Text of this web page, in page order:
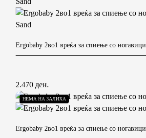
Ergobaby 2во1 вреќа за спиење со ногавици
2.470 ден.
НЕМА НА ЗАЛИХА
Ergobaby 2во1 вреќа за спиење со ногавици